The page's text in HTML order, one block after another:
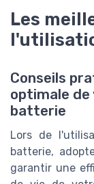
Les
Conseils
optimale
batterie
Lors de
batterie,
garantir une
＋
★★★★★
★★★★★
Voir